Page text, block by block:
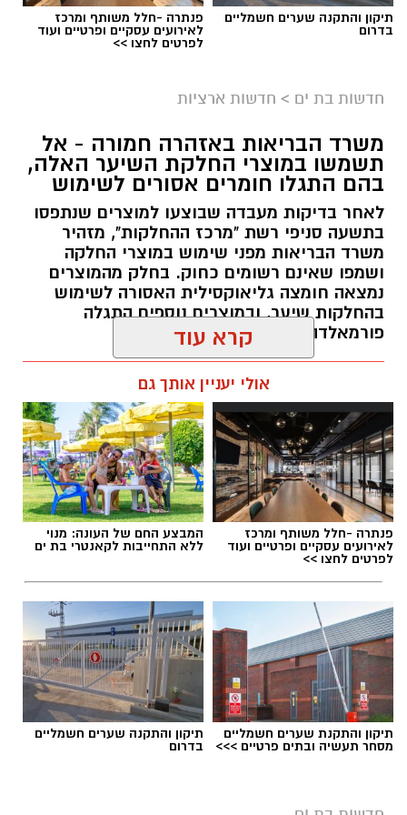
במסגרת התפקיד יידרש המועמד להוביל את תחום
מקצועי, לפתח תוכניות חינוכיות, ליצור אירועי תוכן
ופרויקטים ייחודיים ולעבוד מול קהלים מגוונים, תוך
חיבור בין עולם התרבות, החינוך והקהילה.
בין דרישות התפקיד:
תואר אקדמי המוכר על ידי המועצה להשכלה
גבוהה.
ניסיון בפיתוח הדרכה ועמידה מול קהל.
ניסיון ויכולת בניהול והובלת צוות.
יכולת לפיתוח והפקת פרויקטים מיוחדים
ואירועי תוכן.
חשיבה עצמאית ורב־תחומית.
יחסי אנוש מצוינים, יוזמה ויצירתיות.
הפעילות החינוכית והקהילתית של אחד ממוסדות
תיקון והתקנה שערים חשמליים
בדרום
פנתרה -חלל משותף ומרכז
לאירועים עסקיים ופרטיים ועוד
לפרטים לחצו >>
חדשות בת ים > חדשות ארציות
משרד הבריאות באזהרה חמורה - אל
תשמשו במוצרי החלקת השיער האלה,
בהם התגלו חומרים אסורים לשימוש
לאחר בדיקות מעבדה שבוצעו למוצרים שנתפסו
בתשעה סניפי רשת "מרכז ההחלקות", מזהיר
משרד הבריאות מפני שימוש במוצרי החלקה
ושמפו שאינם רשומים כחוק. בחלק מהמוצרים
נמצאה חומצה גליאוקסילית האסורה לשימוש
בהחלקות שיער, ובמוצרים נוספים התגלה
פורמאלדהיד - חומר המוגדר כמסרטן
תגים:משרד הבריאות, חומרים מסוכנים, מרכז
ההחלקות
קרא עוד
אולי יעניין אותך גם
פנתרה -חלל משותף ומרכז
לאירועים עסקיים ופרטיים ועוד
לפרטים לחצו >>
המבצע החם של העונה: מנוי
ללא התחייבות לקאנטרי בת ים
תיקון והתקנת שערים חשמליים
מסחר תעשיה ובתים פרטיים >>>
תיקון והתקנה שערים חשמליים
בדרום